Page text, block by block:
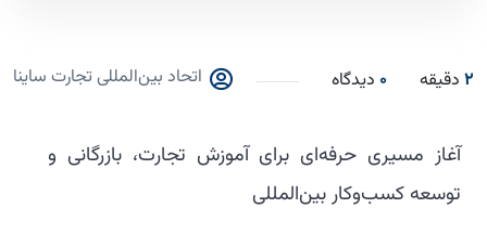
2 دقیقه 0 دیدگاه اتحاد بین‌المللی تجارت ساینا
آغاز مسیری حرفه‌ای برای آموزش تجارت، بازرگانی و
توسعه کسب‌وکار بین‌المللی